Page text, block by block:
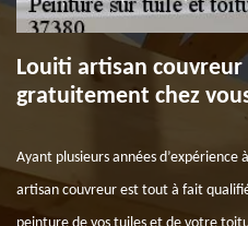
Louiti artisan couvreur
gratuitement chez
Ayant plusieurs années
artisan couvreur est tout à fait